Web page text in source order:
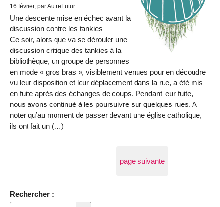
16 février, par AutreFutur
Une descente mise en échec avant la
discussion contre les tankies
Ce soir, alors que va se dérouler une
discussion critique des tankies à la
bibliothèque, un groupe de personnes
en mode « gros bras », visiblement venues pour en découdre
vu leur disposition et leur déplacement dans la rue, a été mis
en fuite après des échanges de coups. Pendant leur fuite,
nous avons continué à les poursuivre sur quelques rues. A
noter qu’au moment de passer devant une église catholique,
ils ont fait un (…)
page suivante
Rechercher :